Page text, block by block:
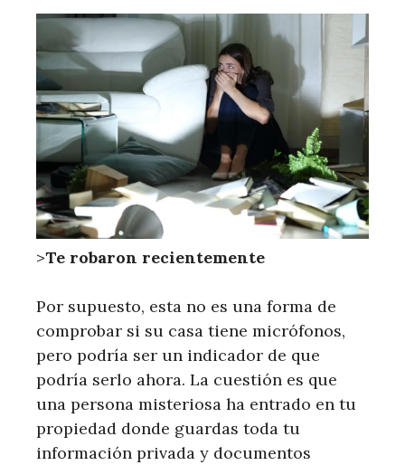
>Te robaron recientemente
Por supuesto, esta no es una forma de
comprobar si su casa tiene micrófonos,
pero podría ser un indicador de que
podría serlo ahora. La cuestión es que
una persona misteriosa ha entrado en tu
propiedad donde guardas toda tu
información privada y documentos